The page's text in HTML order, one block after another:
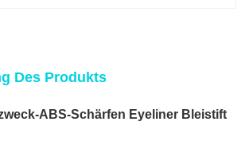
Des Produkts
ABS-Schärfen Eyeliner Bleistift